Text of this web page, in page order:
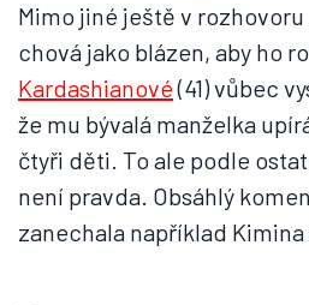
Mimo jiné ještě v
chová jako blázen, aby ho
Kardashianové(41) vůbec
že mu bývalá manželka
čtyři děti. To ale podle
není pravda. Obsáhlý
zanechala například Kimina